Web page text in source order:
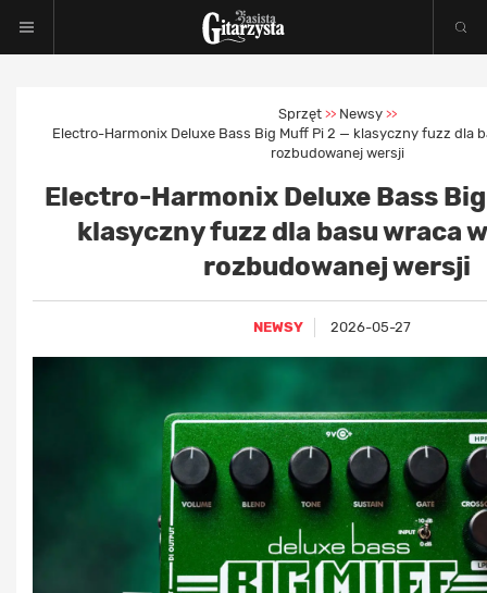
Sprzęt >> Newsy >>
Electro-Harmonix Deluxe Bass Big Muff Pi 2 — klasyczny fuzz dla
rozbudowanej wersji
Electro-Harmonix Deluxe Bass
klasyczny fuzz dla basu wraca
rozbudowanej wersji
NEWSY 2026-05-27